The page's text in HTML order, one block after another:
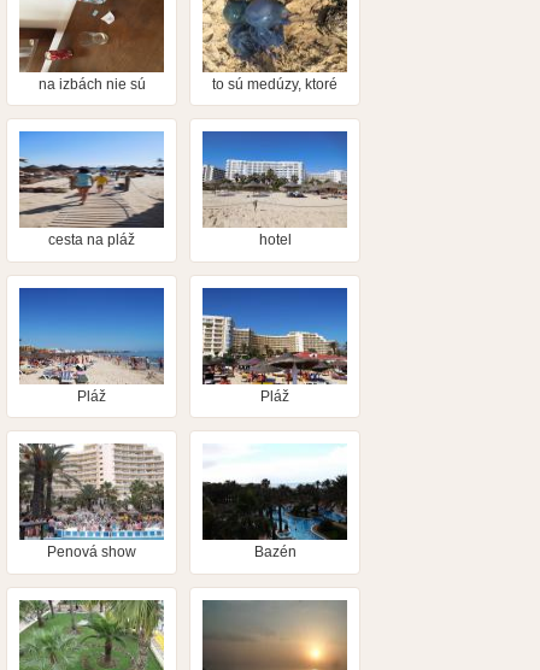
na izbách nie sú
chladničky a trezor za
poplatok
to sú medúzy, ktoré
prikryjú pieskom a
musíte veriť, že na to
nestupíte
cesta na pláž hotel
Pláž Pláž
Penová show Bazén